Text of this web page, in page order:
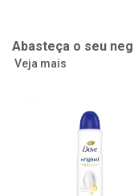
Abasteça o seu
Veja mais